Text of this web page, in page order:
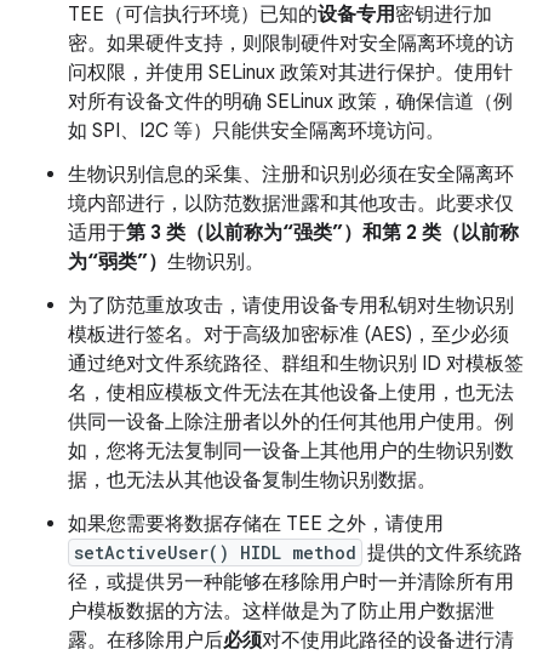
TEE（可信执行环境）已知的设备专用密钥进行加
密。如果硬件支持，则限制硬件对安全隔离环境的访
问权限，并使用 SELinux 政策对其进行保护。使用针
对所有设备文件的明确 SELinux 政策，确保信道（例
如 SPI、I2C 等）只能供安全隔离环境访问。
生物识别信息的采集、注册和识别必须在安全隔离环
境内部进行，以防范数据泄露和其他攻击。此要求仅
适用于第 3 类（以前称为“强类”）和第 2 类（以前称
为“弱类”） 生物识别。
为了防范重放攻击，请使用设备专用私钥对生物识别
模板进行签名。对于高级加密标准 (AES)，至少必须
通过绝对文件系统路径、群组和生物识别 ID 对模板签
名，使相应模板文件无法在其他设备上使用，也无法
供同一设备上除注册者以外的任何其他用户使用。例
如，您将无法复制同一设备上其他用户的生物识别数
据，也无法从其他设备复制生物识别数据。
如果您需要将数据存储在 TEE 之外，请使用
setActiveUser() HIDL method 提供的文件系统路
径，或提供另一种能够在移除用户时一并清除所有用
户模板数据的方法。这样做是为了防止用户数据泄
露。在移除用户后必须对不使用此路径的设备进行清